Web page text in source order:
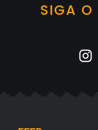
SIGA O